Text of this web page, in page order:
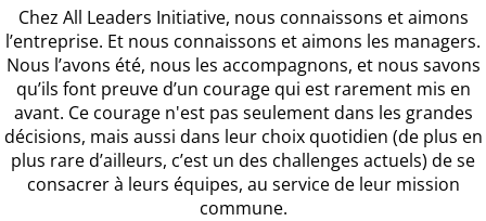
Chez All Leaders Initiative, nous connaissons et aimons
l’entreprise. Et nous connaissons et aimons les managers.
Nous l’avons été, nous les accompagnons, et nous savons
qu’ils font preuve d’un courage qui est rarement mis en
avant. Ce courage n'est pas seulement dans les grandes
décisions, mais aussi dans leur choix quotidien (de plus en
plus rare d’ailleurs, c’est un des challenges actuels) de se
consacrer à leurs équipes, au service de leur mission
commune.